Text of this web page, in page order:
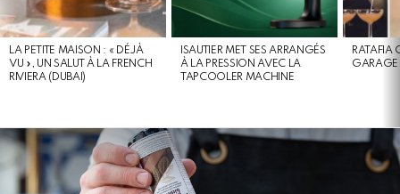
LA PETITE MAISON : « DÉJÀ
VU », UN SALUT À LA FRENCH
RIVIERA (DUBAI)
ISAUTIER MET SES ARRANGÉS
À LA PRESSION AVEC LA
TAPCOOLER MACHINE
RATAFIA
GARAGE